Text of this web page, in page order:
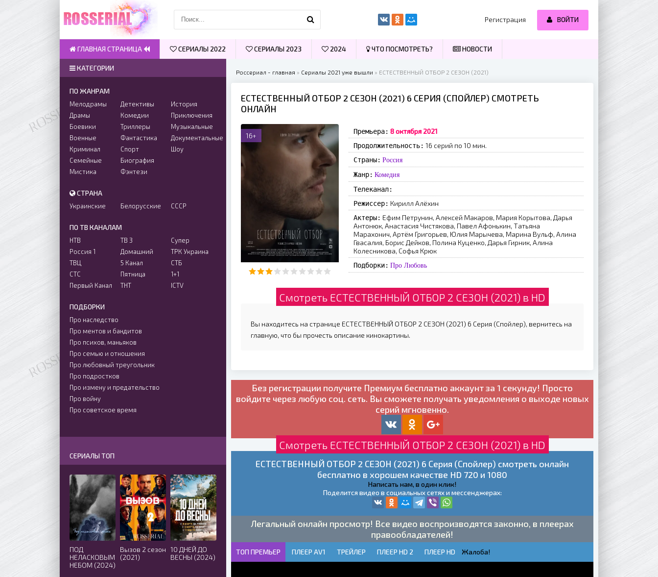
Россериал - главная » Сериалы 2021 уже вышли » ЕСТЕСТВЕННЫЙ ОТБОР 2 СЕЗОН (2021)
ЕСТЕСТВЕННЫЙ ОТБОР 2 СЕЗОН (2021) 6 СЕРИЯ (СПОЙЛЕР) СМОТРЕТЬ
ОНЛАЙН
16+ Премьера: 8 октября 2021
Продолжительность: 16 серий по 10 мин.
Страны: Россия
Жанр: Комедия
Телеканал:
Режиссер: Кирилл Алёхин
Актеры: Ефим Петрунин, Алексей Макаров, Мария Корытова, Дарья
Антонюк, Анастасия Чистякова, Павел Афонькин, Татьяна
Марахонич, Артём Григорьев, Юлия Марычева, Марина Вульф, Алина
Гвасалия, Борис Дейков, Полина Куценко, Дарья Гирник, Алина
Колесникова, Софья Крюк
Подборки: Про Любовь
Смотреть ЕСТЕСТВЕННЫЙ ОТБОР 2 СЕЗОН (2021) в HD
Вы находитесь на странице ЕСТЕСТВЕННЫЙ ОТБОР 2 СЕЗОН (2021) 6 Серия (Спойлер), вернитесь на
главную, что бы прочесть описание кинокартины.
Без регистрации получите Премиум бесплатно аккаунт за 1 секунду! Просто
войдите через любую соц. сеть. Вы сможете получать уведомления о выходе новых
серий мгновенно.
Смотреть ЕСТЕСТВЕННЫЙ ОТБОР 2 СЕЗОН (2021) в HD
ЕСТЕСТВЕННЫЙ ОТБОР 2 СЕЗОН (2021) 6 Серия (Спойлер) смотреть онлайн
бесплатно в хорошем качестве HD 720 и 1080
Написать нам, в один клик!
Поделится видео в социальных сетях и мессенджерах:
Легальный онлайн просмотр! Все видео воспроизводятся законно, в плеерах
правообладателей!
ТОП ПРЕМЬЕР ПЛЕЕР AV1 ТРЕЙЛЕР ПЛЕЕР HD 2 ПЛЕЕР HD Жалоба!
КАТЕГОРИИ
ПО ЖАНРАМ
Мелодрамы
Драмы
Боевики
Военные
Криминал
Семейные
Мистика
Детективы
Комедии
Триллеры
Фантастика
Спорт
Биография
Фэнтези
История
Приключения
Музыкальные
Документальные
Шоу
СТРАНА
Украинские Белорусские СССР
ПО ТВ КАНАЛАМ
НТВ
Россия 1
ТВЦ
СТС
Первый Канал
ТВ 3
Домашний
5 Канал
Пятница
ТНТ
Супер
ТРК Украина
СТБ
1+1
ICTV
ПОДБОРКИ
Про наследство
Про ментов и бандитов
Про психов, маньяков
Про семью и отношения
Про любовный треугольник
Про подростков
Про измену и предательство
Про войну
Про советское время
СЕРИАЛЫ ТОП
ПОД
НЕЛАСКОВЫМ
НЕБОМ (2024)
Вызов 2 сезон
(2021)
10 ДНЕЙ ДО
ВЕСНЫ (2024)
Регистрация ВОЙТИ
ГЛАВНАЯ СТРАНИЦА СЕРИАЛЫ 2022 СЕРИАЛЫ 2023 2024 ЧТО ПОСМОТРЕТЬ? НОВОСТИ